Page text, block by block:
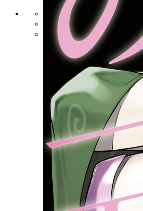
プライバシー・ポリシー
利用規約
講談社